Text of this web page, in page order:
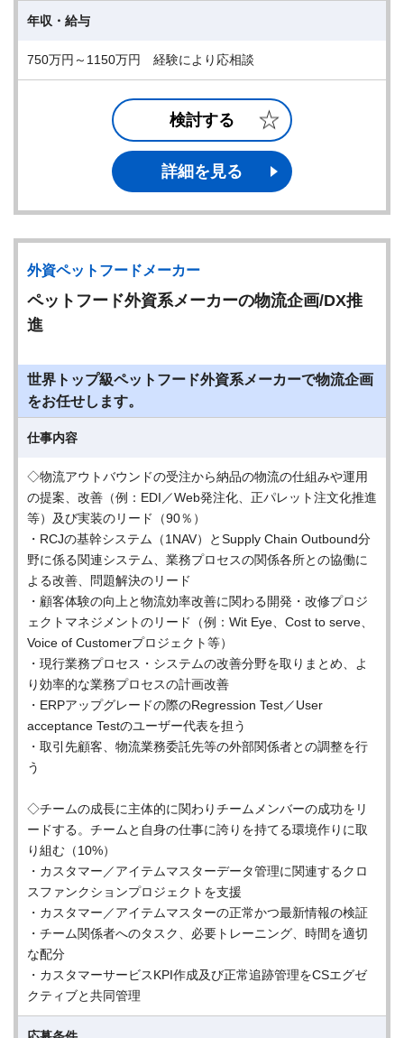
年収・給与
750万円～1150万円 経験により応相談
検討する
詳細を見る
外資ペットフードメーカー
ペットフード外資系メーカーの物流企画/DX推
進
世界トップ級ペットフード外資系メーカーで物流企画
をお任せします。
仕事内容
◇物流アウトバウンドの受注から納品の物流の仕組みや運用
の提案、改善（例：EDI／Web発注化、正パレット注文化推進
等）及び実装のリード（90％）
・RCJの基幹システム（1NAV）とSupply Chain Outbound分
野に係る関連システム、業務プロセスの関係各所との協働に
よる改善、問題解決のリード
・顧客体験の向上と物流効率改善に関わる開発・改修プロジ
ェクトマネジメントのリード（例：Wit Eye、Cost to serve、
Voice of Customerプロジェクト等）
・現行業務プロセス・システムの改善分野を取りまとめ、よ
り効率的な業務プロセスの計画改善
・ERPアップグレードの際のRegression Test／User
acceptance Testのユーザー代表を担う
・取引先顧客、物流業務委託先等の外部関係者との調整を行
う
◇チームの成長に主体的に関わりチームメンバーの成功をリ
ードする。チームと自身の仕事に誇りを持てる環境作りに取
り組む（10%）
・カスタマー／アイテムマスターデータ管理に関連するクロ
スファンクションプロジェクトを支援
・カスタマー／アイテムマスターの正常かつ最新情報の検証
・チーム関係者へのタスク、必要トレーニング、時間を適切
な配分
・カスタマーサービスKPI作成及び正常追跡管理をCSエグゼ
クティブと共同管理